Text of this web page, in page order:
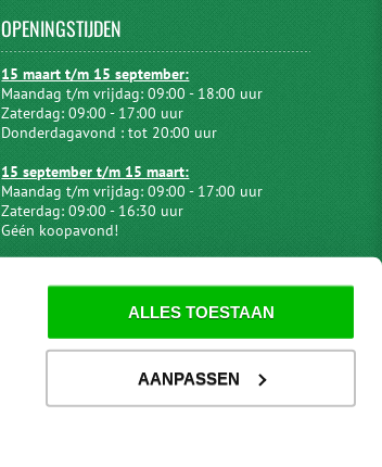
ALLES TOESTAAN
AANPASSEN
OPENINGSTIJDEN
15 maart t/m 15 september:
Maandag t/m vrijdag: 09:00 - 18:00 uur
Zaterdag: 09:00 - 17:00 uur
Donderdagavond : tot 20:00 uur
15 september t/m 15 maart:
Maandag t/m vrijdag: 09:00 - 17:00 uur
Zaterdag: 09:00 - 16:30 uur
Géén koopavond!